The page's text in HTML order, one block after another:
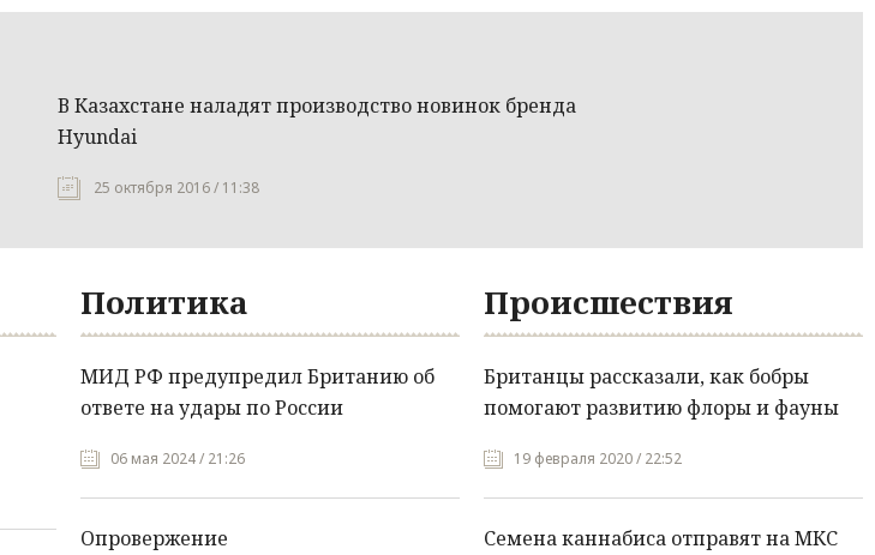
В Казахстане наладят производство новинок бренда
Hyundai
25 октября 2016 / 11:38
Политика
МИД РФ предупредил Британию об
ответе на удары по России
06 мая 2024 / 21:26
Опровержение
Происшествия
Британцы рассказали, как бобры
помогают развитию флоры и фауны
19 февраля 2020 / 22:52
Семена каннабиса отправят на МКС